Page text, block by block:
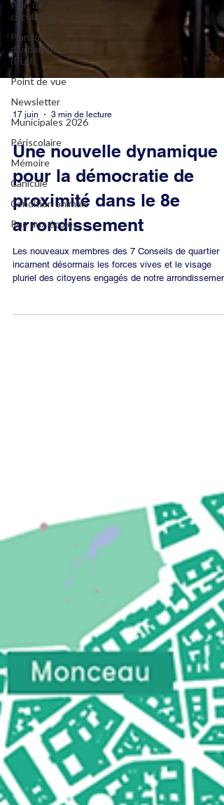
Plan de
circulation
Plan local
d'urbanisme
(PLU)
Point de vue
Newsletter
Municipales 2026
Périscolaire
Mémoire
Canicule
Condition animale
Rue aux écoles
17 juin 3 min de lecture
Une nouvelle dynamique
pour la démocratie de
arrondissement
pluriel des citoyens engagés de notre